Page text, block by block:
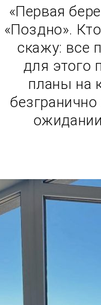
«Первая
«Поздно».
скажу: все
для этого
планы на